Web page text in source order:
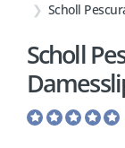
Scholl
Scholl